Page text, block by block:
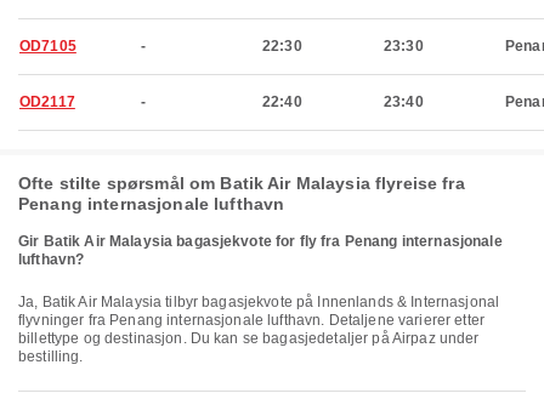
OD7105 - 22:30 23:30
OD2117 - 22:40 23:40
Ofte stilte spørsmål om Batik Air Malaysia flyreise fra
Penang internasjonale lufthavn
Gir Batik Air Malaysia bagasjekvote for fly fra Penang internasjonale
lufthavn?
Ja, Batik Air Malaysia tilbyr bagasjekvote på Innenlands & Internasjonal
flyvninger fra Penang internasjonale lufthavn. Detaljene varierer etter
billettype og destinasjon. Du kan se bagasjedetaljer på Airpaz under
bestilling.